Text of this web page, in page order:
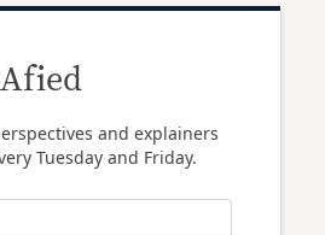
and explainers
Tuesday and Friday.